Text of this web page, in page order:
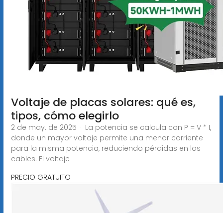
Voltaje de placas solares: qué es,
tipos, cómo elegirlo
2 de may. de 2025 · La potencia se calcula con P = V * I,
donde un mayor voltaje permite una menor corriente
para la misma potencia, reduciendo pérdidas en los
cables. El voltaje
PRECIO GRATUITO